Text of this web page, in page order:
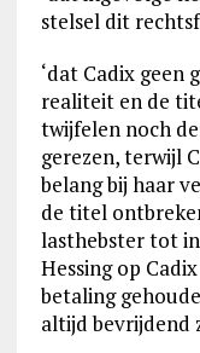
stelsel dit
‘dat Cadix geen
realiteit en de
twijfelen noch
gerezen, terwijl
belang bij haar
de titel
lasthebster tot
Hessing op
betaling
altijd bevrijdend